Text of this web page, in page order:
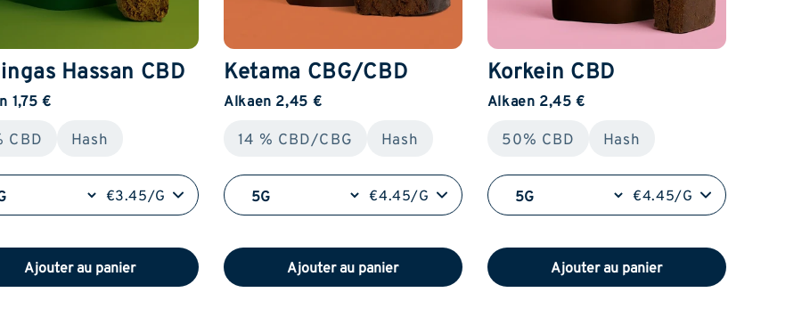
Hassan CBD
1,75 €
CBD Hash
€3.45/G
Ajouter au panier
Ketama CBG/CBD
Alkaen 2,45 €
14 % CBD/CBG Hash
€4.45/G
Ajouter au panier
Korkein CBD
Alkaen 2,45 €
50% CBD Hash
€4.45/G
Ajouter au panier